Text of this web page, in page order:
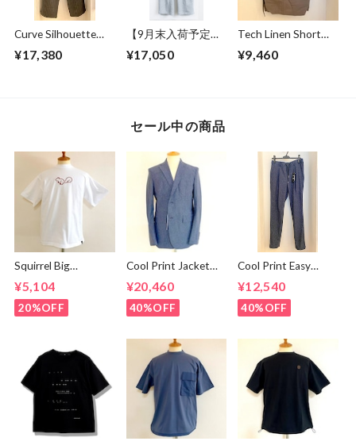
Curve Silhouette
Slacks Pants Black
Stripe
¥17,380
【9月末入荷予定】
Sweat Wide Easy
Pants Gray
¥17,050
Tech Linen Short
Pants Gray
¥9,460
セール中の商品
Squirrel Big
shirts White /
Brown
¥5,104
20%OFF
Cool Print Jacket
¥20,460
40%OFF
Cool Print Easy
¥12,540
40%OFF